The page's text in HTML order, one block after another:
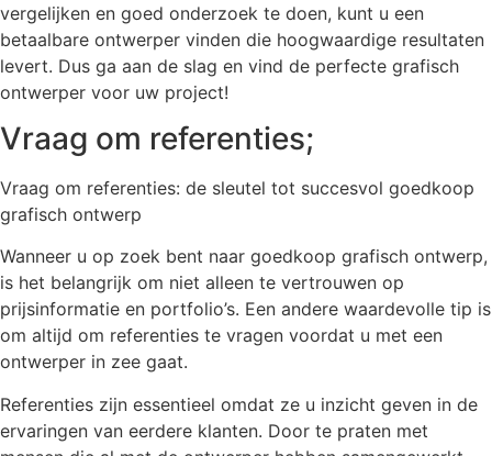
vergelijken en goed onderzoek te doen, kunt u een
betaalbare ontwerper vinden die hoogwaardige resultaten
levert. Dus ga aan de slag en vind de perfecte grafisch
ontwerper voor uw project!
Vraag om referenties;
Vraag om referenties: de sleutel tot succesvol goedkoop
grafisch ontwerp
Wanneer u op zoek bent naar goedkoop grafisch ontwerp,
is het belangrijk om niet alleen te vertrouwen op
prijsinformatie en portfolio’s. Een andere waardevolle tip is
om altijd om referenties te vragen voordat u met een
ontwerper in zee gaat.
Referenties zijn essentieel omdat ze u inzicht geven in de
ervaringen van eerdere klanten. Door te praten met